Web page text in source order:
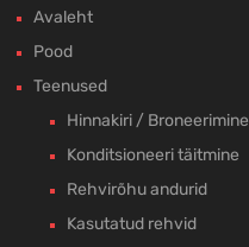
Avaleht
Pood
Teenused
Hinnakiri / Broneerimine
Konditsioneeri täitmine
Rehvirõhu andurid
Kasutatud rehvid